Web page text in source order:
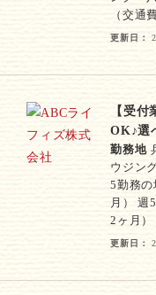
（交通
更新日
【受
OK♪選
勤務地
ウジン
5勤務
月）
2ヶ月
更新日